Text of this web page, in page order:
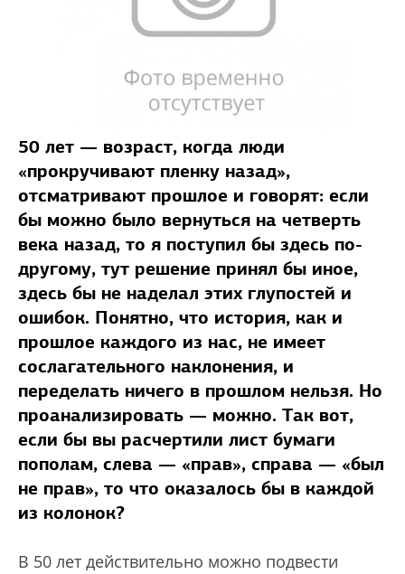
50 лет — возраст, когда люди
«прокручивают пленку назад»,
отсматривают прошлое и говорят: если
бы можно было вернуться на четверть
века назад, то я поступил бы здесь по-
другому, тут решение принял бы иное,
здесь бы не наделал этих глупостей и
ошибок. Понятно, что история, как и
прошлое каждого из нас, не имеет
сослагательного наклонения, и
переделать ничего в прошлом нельзя. Но
проанализировать — можно. Так вот,
если бы вы расчертили лист бумаги
пополам, слева — «прав», справа — «был
не прав», то что оказалось бы в каждой
из колонок?
В 50 лет действительно можно подвести